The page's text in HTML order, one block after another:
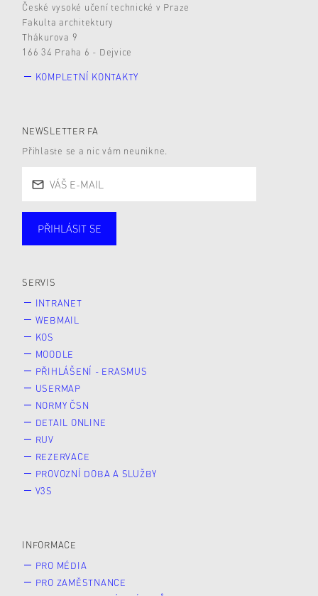
České vysoké učení technické v Praze
Fakulta architektury
Thákurova 9
166 34 Praha 6 - Dejvice
KOMPLETNÍ KONTAKTY
NEWSLETTER FA
Přihlaste se a nic vám neunikne.
Studující
PŘIHLÁSIT SE
SERVIS
INTRANET
WEBMAIL
KOS
MOODLE
PŘIHLÁŠENÍ - ERASMUS
USERMAP
NORMY ČSN
DETAIL ONLINE
RUV
REZERVACE
PROVOZNÍ DOBA A SLUŽBY
V3S
INFORMACE
PRO MÉDIA
PRO ZAMĚSTNANCE